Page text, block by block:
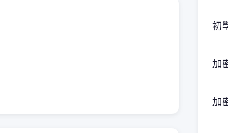
初
加
加